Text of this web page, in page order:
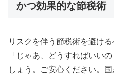
かつ効果的な節税術
リスクを伴う節税術を避け
「じゃあ、どうすればいい
しょう。ご安心ください。